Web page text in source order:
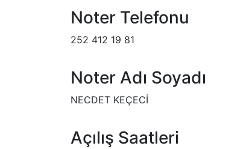
Noter Telefonu
252 412 19 81
Noter Adı Soyadı
NECDET KEÇECİ
Açılış Saatleri